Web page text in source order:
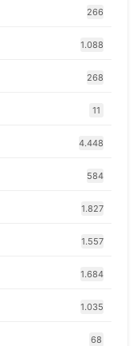
266
1.088
268
11
4.448
584
1.827
1.557
1.684
1.035
68